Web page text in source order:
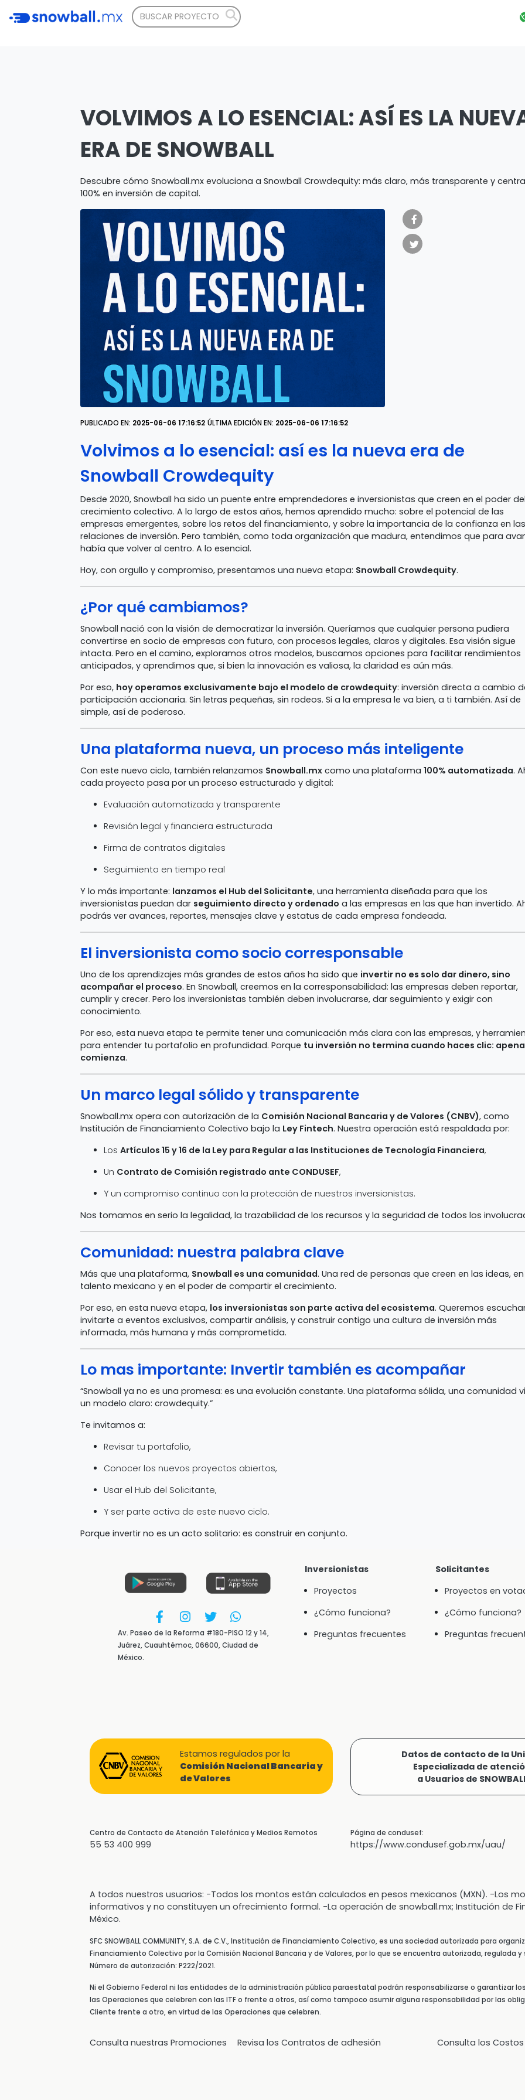
VOLVIMOS A LO ESENCIAL: ASÍ ES LA
ERA DE SNOWBALL
Descubre cómo Snowball.mx evoluciona a Snowball Crowdequity: más claro, más transparente y
100% en inversión de capital.
PUBLICADO EN: 2025-06-06 17:16:52 ÚLTIMA EDICIÓN EN: 2025-06-06 17:16:52
Volvimos a lo esencial: así es la nueva era de
Snowball Crowdequity
Desde 2020, Snowball ha sido un puente entre emprendedores e inversionistas que creen en el poder del
crecimiento colectivo. A lo largo de estos años, hemos aprendido mucho: sobre el potencial de las
empresas emergentes, sobre los retos del financiamiento, y sobre la importancia de la confianza en las
relaciones de inversión. Pero también, como toda organización que madura, entendimos que para
había que volver al centro. A lo esencial.
Hoy, con orgullo y compromiso, presentamos una nueva etapa: Snowball Crowdequity.
¿Por qué cambiamos?
Snowball nació con la visión de democratizar la inversión. Queríamos que cualquier persona pudiera
convertirse en socio de empresas con futuro, con procesos legales, claros y digitales. Esa visión sigue
intacta. Pero en el camino, exploramos otros modelos, buscamos opciones para facilitar rendimientos
anticipados, y aprendimos que, si bien la innovación es valiosa, la claridad es aún más.
Por eso, hoy operamos exclusivamente bajo el modelo de crowdequity: inversión directa a cambio
participación accionaria. Sin letras pequeñas, sin rodeos. Si a la empresa le va bien, a ti también. Así de
simple, así de poderoso.
Una plataforma nueva, un proceso más inteligente
Con este nuevo ciclo, también relanzamos Snowball.mx como una plataforma 100% automatizada.
cada proyecto pasa por un proceso estructurado y digital:
Evaluación automatizada y transparente
Revisión legal y financiera estructurada
Firma de contratos digitales
Seguimiento en tiempo real
Y lo más importante: lanzamos el Hub del Solicitante, una herramienta diseñada para que los
inversionistas puedan dar seguimiento directo y ordenado a las empresas en las que han invertido.
podrás ver avances, reportes, mensajes clave y estatus de cada empresa fondeada.
El inversionista como socio corresponsable
Uno de los aprendizajes más grandes de estos años ha sido que invertir no es solo dar dinero, sino
acompañar el proceso. En Snowball, creemos en la corresponsabilidad: las empresas deben reportar,
cumplir y crecer. Pero los inversionistas también deben involucrarse, dar seguimiento y exigir con
conocimiento.
Por eso, esta nueva etapa te permite tener una comunicación más clara con las empresas, y
para entender tu portafolio en profundidad. Porque tu inversión no termina cuando haces clic:
comienza.
Un marco legal sólido y transparente
Snowball.mx opera con autorización de la Comisión Nacional Bancaria y de Valores (CNBV), como
Institución de Financiamiento Colectivo bajo la Ley Fintech. Nuestra operación está respaldada por:
Los Artículos 15 y 16 de la Ley para Regular a las Instituciones de Tecnología Financiera,
Un Contrato de Comisión registrado ante CONDUSEF,
Y un compromiso continuo con la protección de nuestros inversionistas.
Nos tomamos en serio la legalidad, la trazabilidad de los recursos y la seguridad de todos los
Comunidad: nuestra palabra clave
Más que una plataforma, Snowball es una comunidad. Una red de personas que creen en las ideas, en
talento mexicano y en el poder de compartir el crecimiento.
Por eso, en esta nueva etapa, los inversionistas son parte activa del ecosistema. Queremos
invitarte a eventos exclusivos, compartir análisis, y construir contigo una cultura de inversión más
informada, más humana y más comprometida.
Lo mas importante: Invertir también es acompañar
“Snowball ya no es una promesa: es una evolución constante. Una plataforma sólida, una comunidad
un modelo claro: crowdequity.”
Te invitamos a:
Revisar tu portafolio,
Conocer los nuevos proyectos abiertos,
Usar el Hub del Solicitante,
Y ser parte activa de este nuevo ciclo.
Porque invertir no es un acto solitario: es construir en conjunto.
Av. Paseo de la Reforma #180-PISO 12 y 14,
Juárez, Cuauhtémoc, 06600, Ciudad de
México.
Inversionistas
Proyectos
¿Cómo funciona?
Preguntas frecuentes
Solicitantes
Proyectos en
¿Cómo funciona?
Preguntas
Estamos regulados por la
Comisión Nacional Bancaria y
de Valores
Datos de contacto de la
Especializada de
a Usuarios de
Centro de Contacto de Atención Telefónica y Medios Remotos
55 53 400 999
Página de condusef:
https://www.condusef.gob.mx/uau/
A todos nuestros usuarios: -Todos los montos están calculados en pesos mexicanos (MXN). -Los
informativos y no constituyen un ofrecimiento formal. -La operación de snowball.mx; Institución de
México.
SFC SNOWBALL COMMUNITY, S.A. de C.V., Institución de Financiamiento Colectivo, es una sociedad autorizada para
Financiamiento Colectivo por la Comisión Nacional Bancaria y de Valores, por lo que se encuentra autorizada, regulada
Número de autorización: P222/2021.
Ni el Gobierno Federal ni las entidades de la administración pública paraestatal podrán responsabilizarse o garantizar
las Operaciones que celebren con las ITF o frente a otros, así como tampoco asumir alguna responsabilidad por las
Cliente frente a otro, en virtud de las Operaciones que celebren.
Consulta nuestras Promociones Revisa los Contratos de adhesión Consulta los